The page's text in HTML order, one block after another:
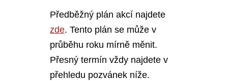
Předběžný plán akcí najdete
zde. Tento plán se může v
průběhu roku mírně měnit.
Přesný termín vždy najdete v
přehledu pozvánek níže.